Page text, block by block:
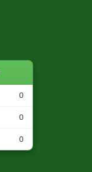
0
0
0